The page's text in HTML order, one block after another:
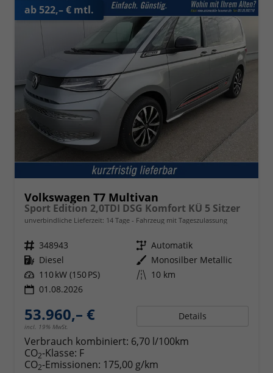
ab 522,– € mtl.
Volkswagen T7 Multivan
Sport Edition 2,0TDI DSG Komfort KÜ 5 Sitzer
unverbindliche Lieferzeit: 14 Tage Fahrzeug mit Tageszulassung
Fahrzeugnr. 348943 Getriebe Automatik
Kraftstoff Diesel Außenfarbe Monosilber Metallic
Leistung 110 kW (150 PS) Kilometerstand 10 km
01.08.2026
53.960,– €
incl. 19% MwSt.
Details
Verbrauch kombiniert: 6,70 l/100km
CO2-Klasse: F
CO2-Emissionen: 175,00 g/km